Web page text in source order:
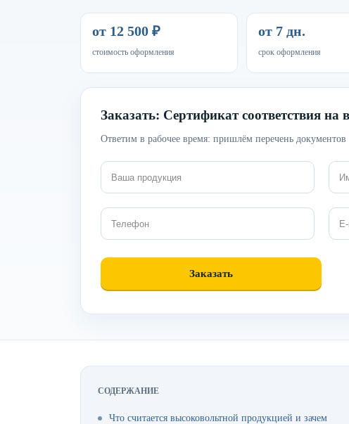
от 12 500 ₽
стоимость оформления
от 7 дн.
срок оформления
Заказать: Сертификат соответствия
Ответим в рабочее время: пришлём перечень документов
СОДЕРЖАНИЕ
Что считается высоковольтной продукцией и зачем